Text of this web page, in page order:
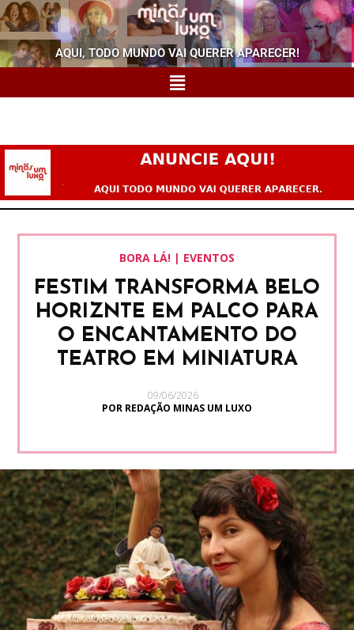
AQUI, TODO MUNDO VAI QUERER APARECER!
BORA LÁ! | EVENTOS
FESTIM TRANSFORMA BELO
HORIZNTE EM PALCO PARA
O ENCANTAMENTO DO
TEATRO EM MINIATURA
09/06/2026
POR REDAÇÃO MINAS UM LUXO